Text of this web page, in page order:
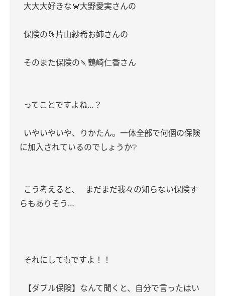
大大大好きな🦀大野愛実さんの
保険の🐰片山紗希お姉さんの
そのまた保険の🍡鶴崎仁香さん
ってことですよね…？
いやいやいや、りかたん。一体全部で何個の保険
に加入されているのでしょうか❔
こう考えると、
まだまだ我々の知らない保険す
らもありそう…
それにしてもですよ！！
【ダブル保険】なんて聞くと、自分で言ったはい